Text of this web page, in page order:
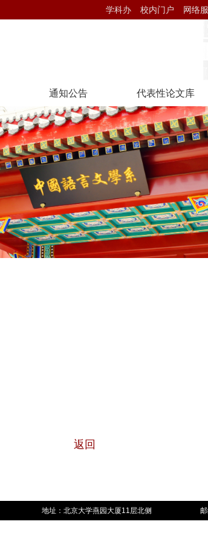
学科办 校内门户 网络
通知公告 代表性论文库
返回
地址：北京大学燕园大厦11层北侧